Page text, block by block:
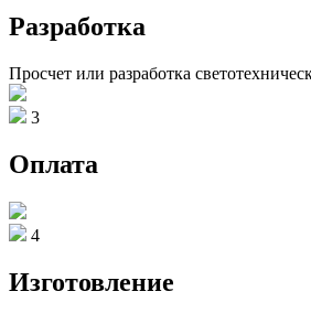
Разработка
Просчет или разработка
3
Оплата
4
Изготовление